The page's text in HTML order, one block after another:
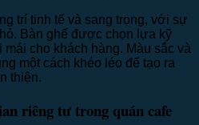
trí tinh tế và sang trọng, với sự
Bàn ghế được chọn lựa kỹ
cho khách hàng. Màu sắc và
một cách khéo léo để tạo ra
thiện.
riêng tư trong quán cafe